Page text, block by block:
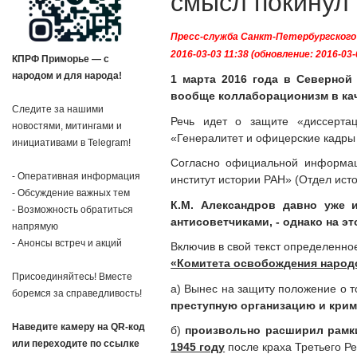
КПРФ Приморье — с
народом и для народа!
Следите за нашими
новостями, митингами и
инициативами в Telegram!
- Оперативная информация
- Обсуждение важных тем
- Возможность обратиться
напрямую
- Анонсы встреч и акций
Присоединяйтесь! Вместе
боремся за справедливость!
Наведите камеру на QR-код
или переходите по ссылке
Пресс-служба Санкт-
2016-03-03 11:38 (обновление: 2016-
1 марта 2016 года в Северной
вообще коллаборационизм в
Речь идет о защите
«Генералитет и офицерские
Согласно официальной
институт истории РАН» (Отдел
К.М. Александров
давно уже
антисоветчиками, - однако на
Включив в свой текст
«Комитета освобождения
а) Вынес на защиту положение о
преступную организацию и
б) произвольно расширил
1945 году после краха Третьего